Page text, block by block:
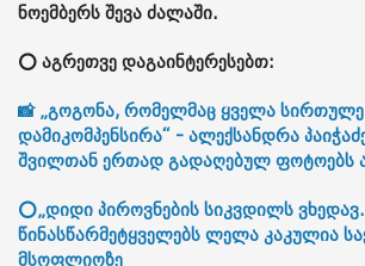
ნოემბერს შევა ძალაში.
⭕ აგრეთვე დაგაინტერესებთ:
📸 „გოგონა, რომელმაც ყველა სირთულე
დამიკომპენსირა“ - ალექსანდრა
შვილთან ერთად გადაღებულ ფოტოებს
⭕„დიდი პიროვნების სიკვდილს
წინასწარმეტყველებს ლელა კაკულია
მსოფლიოზე